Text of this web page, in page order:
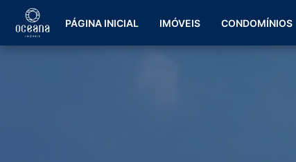
PÁGINA INICIAL IMÓVEIS CONDOMÍNIOS